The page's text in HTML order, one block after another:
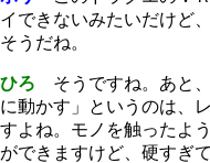
イできないみたいだけど
そうだね。
ひろ
そうですね。あと
に動かす」というのは、
すよね。モノを触ったよ
ができますけど、硬すぎ